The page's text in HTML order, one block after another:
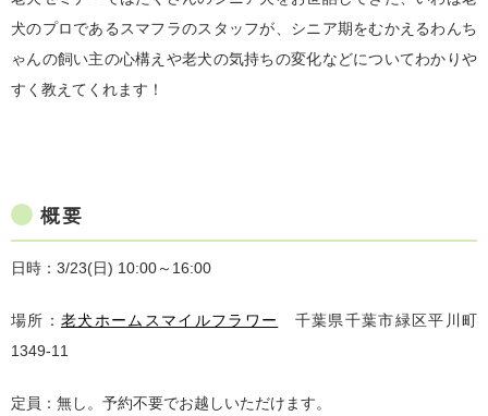
犬のプロであるスマフラのスタッフが、シニア期をむかえるわんち
ゃんの飼い主の心構えや老犬の気持ちの変化などについてわかりや
すく教えてくれます！
概要
日時：3/23(日) 10:00～16:00
場所： 老犬ホームスマイルフラワー
千葉県千葉市緑区平川町
1349-11
定員：無し。予約不要でお越しいただけます。